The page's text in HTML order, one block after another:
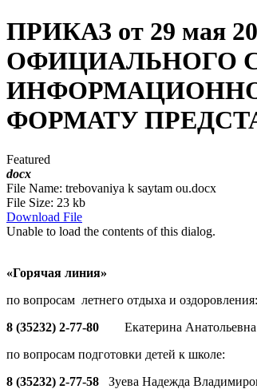
ПРИКАЗ от 29 мая
ОФИЦИАЛЬНОГО
ФОРМАТУ
Featured
docx
File Name: trebovaniya k saytam ou.docx
File Size: 23 kb
Download File
Unable to load the contents of this dialog.
«Горячая линия»
по вопросам летнего отдыха и оздоровления:
8 (35232) 2-77-80 Екатерина
по вопросам подготовки детей к школе:
8 (35232) 2-77-58 Зуева Надежда